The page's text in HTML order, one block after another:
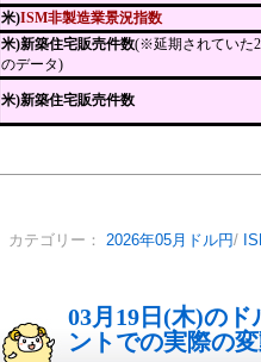
米)ISM非製造業景況指数
米)新築住宅販売件数(※延期されていた
のデータ)
米)新築住宅販売件数
カテゴリー： 2026年05月ドル円/
03月19日(木)の
ントでの実際の